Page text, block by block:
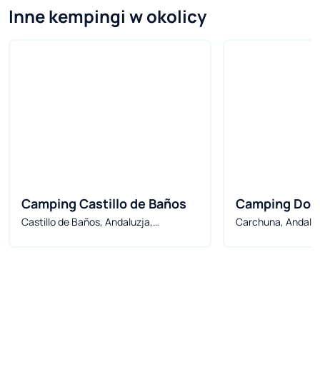
Inne kempingi w okolicy
Camping Castillo de Baños
Castillo de Baños, Andaluzja,
Camping
Carchuna,